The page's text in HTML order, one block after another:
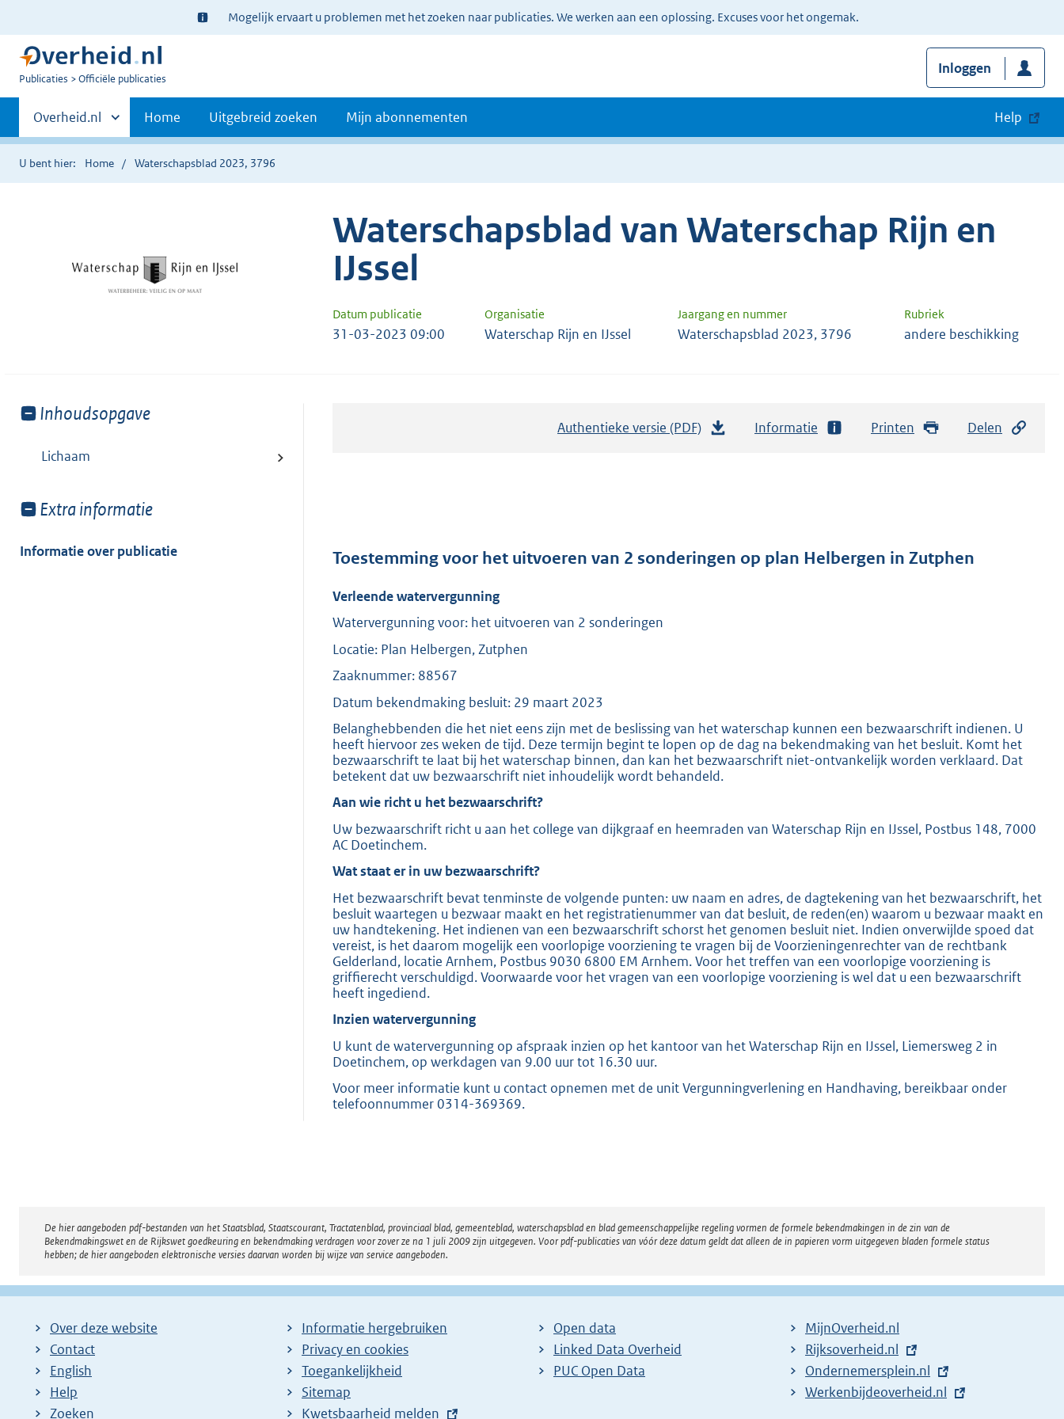
Ter
informatie:
Mogelijk ervaart u problemen met het zoeken naar publicaties. We werken aan een oplossing. Excuses voor het ongemak.
U
Publicaties Officiële publicaties
Inloggen
Primaire
navigatie
Andere
sites
binnen
Overheid.nl Home Uitgebreid zoeken Mijn abonnementen Help
U bent hier: Home Waterschapsblad 2023, 3796
Waterschapsblad van Waterschap Rijn en
IJssel
Datum publicatie Organisatie Jaargang en nummer Rubriek
31-03-2023 09:00 Waterschap Rijn en IJssel Waterschapsblad 2023, 3796 andere beschikking
Toon
van:
Inhoudsopgave
Lichaam
Toon
van:
Extra informatie
Informatie over publicatie
Authentieke versie (PDF)
d
e
:
2
K
Informatie Printen Delen
Toestemming voor het uitvoeren van 2 sonderingen op plan Helbergen in Zutphen
Verleende watervergunning
Watervergunning voor: het uitvoeren van 2 sonderingen
Locatie: Plan Helbergen, Zutphen
Zaaknummer: 88567
Datum bekendmaking besluit: 29 maart 2023
Belanghebbenden die het niet eens zijn met de beslissing van het waterschap kunnen een bezwaarschrift indienen. U
heeft hiervoor zes weken de tijd. Deze termijn begint te lopen op de dag na bekendmaking van het besluit. Komt het
bezwaarschrift te laat bij het waterschap binnen, dan kan het bezwaarschrift niet-ontvankelijk worden verklaard. Dat
betekent dat uw bezwaarschrift niet inhoudelijk wordt behandeld.
Aan wie richt u het bezwaarschrift?
Uw bezwaarschrift richt u aan het college van dijkgraaf en heemraden van Waterschap Rijn en IJssel, Postbus 148, 7000
AC Doetinchem.
Wat staat er in uw bezwaarschrift?
Het bezwaarschrift bevat tenminste de volgende punten: uw naam en adres, de dagtekening van het bezwaarschrift, het
besluit waartegen u bezwaar maakt en het registratienummer van dat besluit, de reden(en) waarom u bezwaar maakt en
uw handtekening. Het indienen van een bezwaarschrift schorst het genomen besluit niet. Indien onverwijlde spoed dat
vereist, is het daarom mogelijk een voorlopige voorziening te vragen bij de Voorzieningenrechter van de rechtbank
Gelderland, locatie Arnhem, Postbus 9030 6800 EM Arnhem. Voor het treffen van een voorlopige voorziening is
griffierecht verschuldigd. Voorwaarde voor het vragen van een voorlopige voorziening is wel dat u een bezwaarschrift
heeft ingediend.
Inzien watervergunning
U kunt de watervergunning op afspraak inzien op het kantoor van het Waterschap Rijn en IJssel, Liemersweg 2 in
Doetinchem, op werkdagen van 9.00 uur tot 16.30 uur.
Voor meer informatie kunt u contact opnemen met de unit Vergunningverlening en Handhaving, bereikbaar onder
telefoonnummer 0314-369369.
Disclaimer
De hier aangeboden pdf-bestanden van het Staatsblad, Staatscourant, Tractatenblad, provinciaal blad, gemeenteblad, waterschapsblad en blad gemeenschappelijke regeling vormen de formele bekendmakingen in de zin van de
Bekendmakingswet en de Rijkswet goedkeuring en bekendmaking verdragen voor zover ze na 1 juli 2009 zijn uitgegeven. Voor pdf-publicaties van vóór deze datum geldt dat alleen de in papieren vorm uitgegeven bladen formele status
hebben; de hier aangeboden elektronische versies daarvan worden bij wijze van service aangeboden.
Over deze website
Contact
English
Help
Zoeken
Informatie hergebruiken
Privacy en cookies
Toegankelijkheid
Sitemap
E
Kwetsbaarheid melden
Open data
Linked Data Overheid
PUC Open Data
MijnOverheid.nl
E
x
t
Rijksoverheid.nl
E
x
Ondernemersplein.nl
E
Werkenbijdeoverheid.nl